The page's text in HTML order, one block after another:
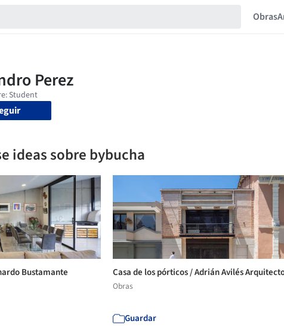
Obras
ideas sobre bybucha
Bustamante
Casa de los pórticos / Adrián Avilés
Obras
Guardar